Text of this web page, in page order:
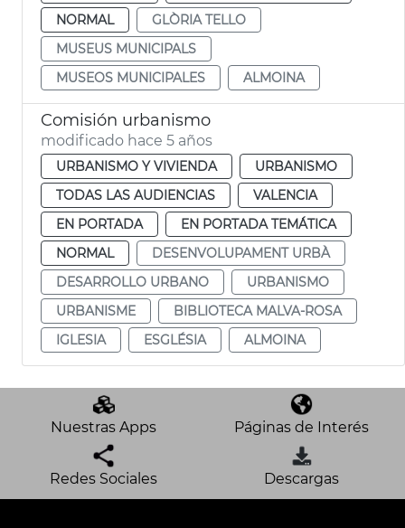
NORMAL
GLÒRIA TELLO
MUSEUS MUNICIPALS
MUSEOS MUNICIPALES
ALMOINA
Comisión urbanismo
modificado hace 5 años
URBANISMO Y VIVIENDA
URBANISMO
TODAS LAS AUDIENCIAS
VALENCIA
EN PORTADA
EN PORTADA TEMÁTICA
NORMAL
DESENVOLUPAMENT URBÀ
DESARROLLO URBANO
URBANISMO
URBANISME
BIBLIOTECA MALVA-ROSA
IGLESIA
ESGLÉSIA ALMOINA
Nuestras Apps Páginas de Interés
Redes Sociales Descargas